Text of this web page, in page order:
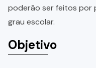
poderão ser feitos por
grau escolar.
Objetivo